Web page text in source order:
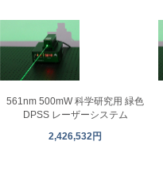
561nm 500mW 科学研究用 緑色
DPSS レーザーシステム
2,426,532円